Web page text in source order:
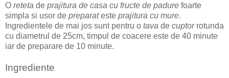
O reteta de prajitura de casa cu fructe de padure foarte
simpla si usor de preparateste prajitura cu mure.
Ingredientele de mai jos sunt pentru o tava de cuptorrotunda
cu diametrul de 25cm, timpul de coacere este de 40 minute
iar de preparare de 10 minute.
Ingrediente